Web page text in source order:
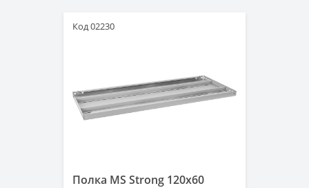
Код 02230
Полка MS Strong 120x60